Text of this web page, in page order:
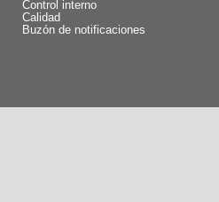
Control interno
Calidad
Buzón de notificaciones